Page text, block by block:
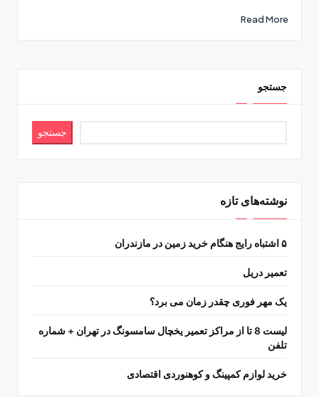
Read More
جستجو
جستجو
نوشته‌های تازه
۵ اشتباه رایج هنگام خرید زمین در مازندران
تعمیر دریل
یک مهر فوری چقدر زمان می برد؟
لیست 8 تا از مراکز تعمیر یخچال سامسونگ در تهران + شماره
تلفن
خرید لوازم کمپینگ و کوهنوردی اقتصادی